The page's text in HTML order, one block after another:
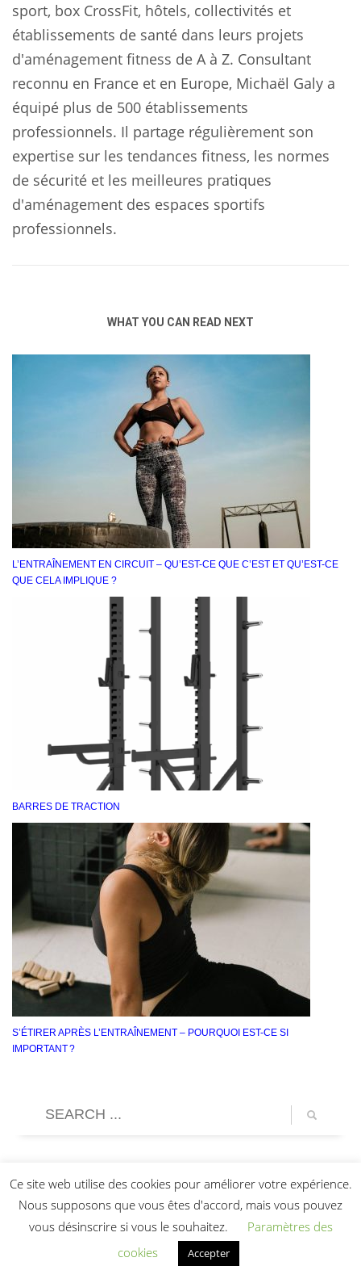
sport, box CrossFit, hôtels, collectivités et
établissements de santé dans leurs projets
d'aménagement fitness de A à Z. Consultant
reconnu en France et en Europe, Michaël Galy a
équipé plus de 500 établissements
professionnels. Il partage régulièrement son
expertise sur les tendances fitness, les normes
de sécurité et les meilleures pratiques
d'aménagement des espaces sportifs
professionnels.
WHAT YOU CAN READ NEXT
L’ENTRAÎNEMENT EN CIRCUIT – QU’EST-CE QUE C’EST ET QU’EST-CE
QUE CELA IMPLIQUE ?
BARRES DE TRACTION
S’ÉTIRER APRÈS L’ENTRAÎNEMENT – ​​POURQUOI EST-CE SI
IMPORTANT ?
Ce site web utilise des cookies pour améliorer votre expérience.
Nous supposons que vous êtes d'accord, mais vous pouvez
vous désinscrire si vous le souhaitez.
Paramètres des
cookies
Accepter